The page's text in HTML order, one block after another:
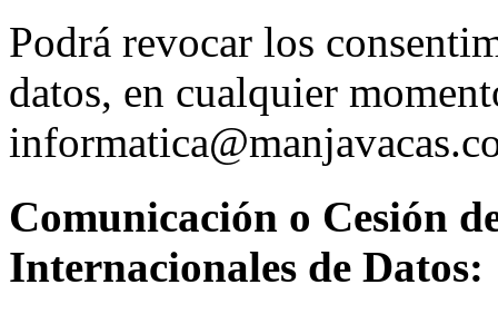
Podrá revocar los
datos, en cualquier
Comunicación o Cesión
Internacionales de Datos: